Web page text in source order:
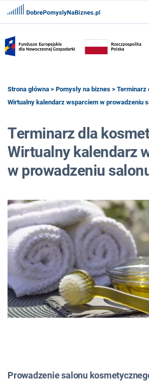
ZAREJESTRUJ
FRANCZYZY
Strona główna > Pomysły na biznes > Terminarz
Wirtualny kalendarz wsparciem w prowadzeniu
Terminarz dla
Wirtualny kalendarz
w prowadzeniu
Prowadzenie salonu